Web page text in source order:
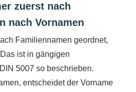
zuerst nach
nach Vornamen
Familiennamen geordnet,
ist in gängigen
5007 so beschrieben.
entscheidet der Vorname